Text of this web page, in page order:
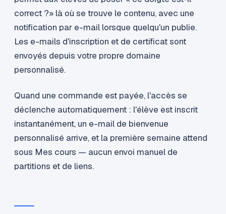
correct ?» là où se trouve le contenu, avec une
notification par e-mail lorsque quelqu'un publie.
Les e-mails d'inscription et de certificat sont
envoyés depuis votre propre domaine
personnalisé.
Quand une commande est payée, l'accès se
déclenche automatiquement : l'élève est inscrit
instantanément, un e-mail de bienvenue
personnalisé arrive, et la première semaine attend
sous Mes cours — aucun envoi manuel de
partitions et de liens.